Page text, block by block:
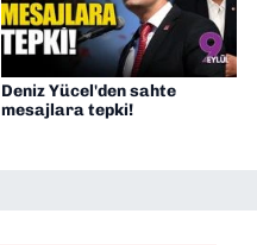
Deniz Yücel'den sahte
mesajlara tepki!